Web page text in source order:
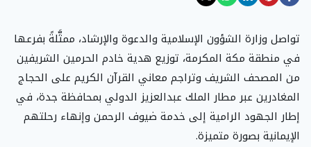
تواصل وزارة الشؤون الإسلامية والدعوة والإرشاد، ممثَّلةً بفرعها
في منطقة مكة المكرمة، توزيع هدية خادم الحرمين الشريفين
من المصحف الشريف وتراجم معاني القرآن الكريم على الحجاج
المغادرين عبر مطار الملك عبدالعزيز الدولي بمحافظة جدة، في
إطار الجهود الرامية إلى خدمة ضيوف الرحمن وإنهاء رحلتهم
الإيمانية بصورة متميزة.